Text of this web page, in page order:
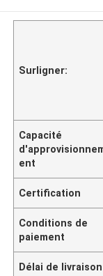
Surligner:
Capacité
ent
Certification
Conditions de
paiement
Délai de livraison